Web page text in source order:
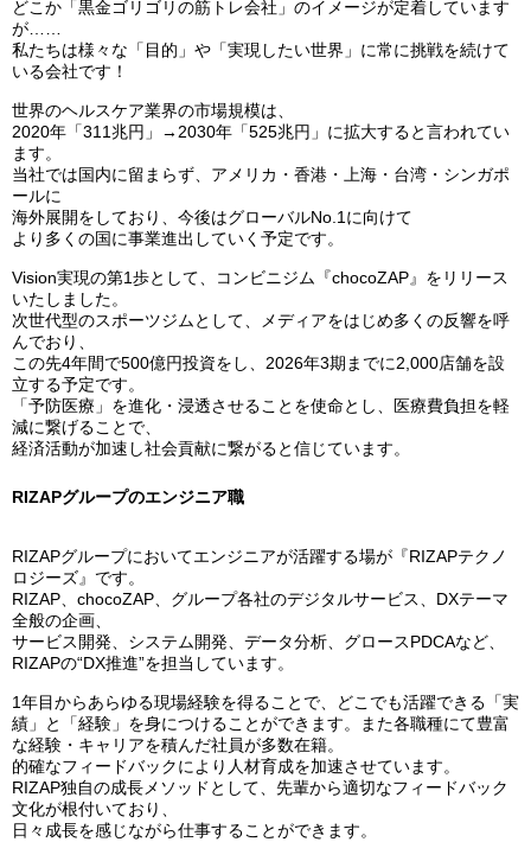
どこか「黒金ゴリゴリの筋トレ会社」のイメージが定着しています
が……
私たちは様々な「目的」や「実現したい世界」に常に挑戦を続けて
いる会社です！
世界のヘルスケア業界の市場規模は、
2020年「311兆円」→2030年「525兆円」に拡大すると言われてい
ます。
当社では国内に留まらず、アメリカ・香港・上海・台湾・シンガポ
ールに
海外展開をしており、今後はグローバルNo.1に向けて
より多くの国に事業進出していく予定です。
Vision実現の第1歩として、コンビニジム『chocoZAP』をリリース
いたしました。
次世代型のスポーツジムとして、メディアをはじめ多くの反響を呼
んでおり、
この先4年間で500億円投資をし、2026年3期までに2,000店舗を設
立する予定です。
「予防医療」を進化・浸透させることを使命とし、医療費負担を軽
減に繋げることで、
経済活動が加速し社会貢献に繋がると信じています。
RIZAPグループのエンジニア職
RIZAPグループにおいてエンジニアが活躍する場が『RIZAPテクノ
ロジーズ』です。
RIZAP、chocoZAP、グループ各社のデジタルサービス、DXテーマ
全般の企画、
サービス開発、システム開発、データ分析、グロースPDCAなど、
RIZAPの“DX推進”を担当しています。
1年目からあらゆる現場経験を得ることで、どこでも活躍できる「実
績」と「経験」を身につけることができます。また各職種にて豊富
な経験・キャリアを積んだ社員が多数在籍。
的確なフィードバックにより人材育成を加速させています。
RIZAP独自の成長メソッドとして、先輩から適切なフィードバック
文化が根付いており、
日々成長を感じながら仕事することができます。